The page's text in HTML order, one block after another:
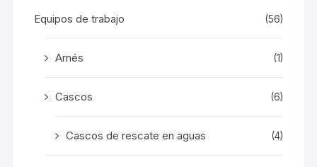
Equipos de trabajo (56)
Arnés (1)
Cascos (6)
Cascos de rescate en aguas (4)